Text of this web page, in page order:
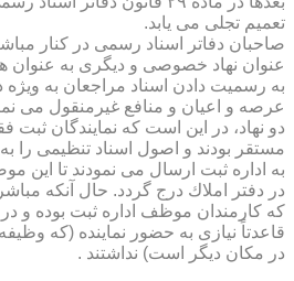
تعمیم تجلی می یابد.
صاحبان دفاتر اسناد رسمی در كنار
عنوان نهاد خصوصی و دیگری به عنوان
به رسمیت دادن اسناد مراجعان به
عرصه و اعیان و منافع غیرمنقول می
دو نهاد، در این است كه نمایندگان ثبت
مستقر بودند و اصول اسناد تنظیمی را
به اداره ثبت ارسال می نمودند تا این
در دفتر املاك درج گردد. حال آنكه
كه كارمندان موظف اداره ثبت بوده و در
قاعدتاً نیازی به حضور نماینده (كه
در مكان دیگر است) نداشتند .